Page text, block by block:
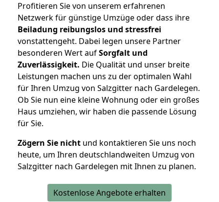
Profitieren Sie von unserem erfahrenen
Netzwerk für günstige Umzüge oder dass ihre
Beiladung reibungslos und stressfrei
vonstattengeht. Dabei legen unsere Partner
besonderen Wert aufSorgfalt und
Zuverlässigkeit. Die Qualität und unser breite
Leistungen machen uns zu der optimalen Wahl
für Ihren Umzug von Salzgitter nach Gardelegen.
Ob Sie nun eine kleine Wohnung oder ein großes
Haus umziehen, wir haben die passende Lösung
für Sie.
Zögern Sie nicht und kontaktieren Sie uns noch
heute, um Ihren deutschlandweiten Umzug von
Salzgitter nach Gardelegen mit Ihnen zu planen.
Kostenlose Angebote erhalten